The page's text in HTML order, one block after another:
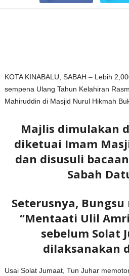
KOTA KINABALU, SABAH – Lebih
sempena Ulang Tahun Kelahiran
Mahiruddin di Masjid Nurul Hikmah
Majlis dimulakan
diketuai Imam
dan disusuli
Sabah
Seterusnya,
“Mentaati Ulil
sebelum Solat
dilaksanakan
Usai Solat Jumaat, Tun Juhar